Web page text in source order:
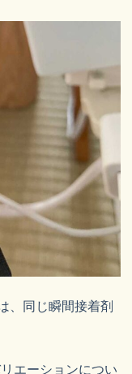
、同じ瞬間接着剤
エーションについ